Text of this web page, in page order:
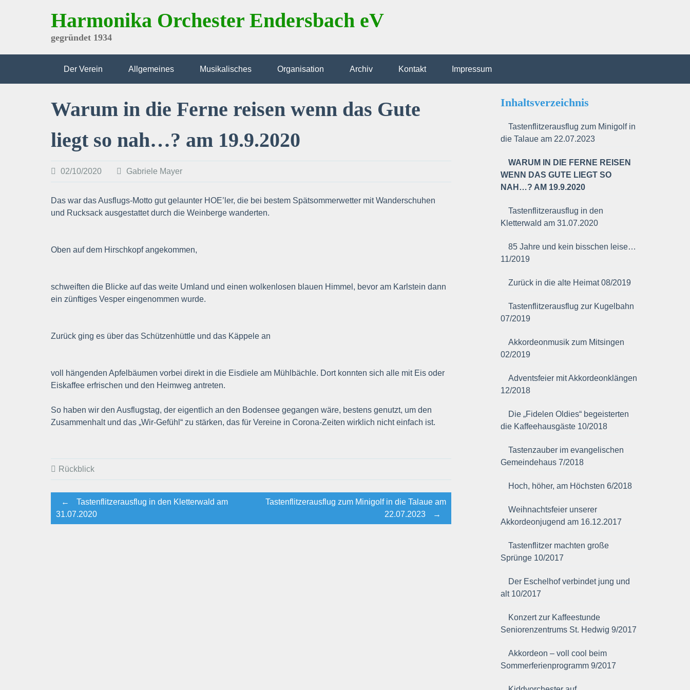
Harmonika Orchester Endersbach eV
gegründet 1934
Der Verein Allgemeines Musikalisches Organisation Archiv Kontakt Impressum
Warum in die Ferne reisen wenn das Gute
liegt so nah…? am 19.9.2020
02/10/2020 Gabriele Mayer
Das war das Ausflugs-Motto gut gelaunter HOE’ler, die bei bestem Spätsommerwetter mit Wanderschuhen
und Rucksack ausgestattet durch die Weinberge wanderten.
Oben auf dem Hirschkopf angekommen,
schweiften die Blicke auf das weite Umland und einen wolkenlosen blauen Himmel, bevor am Karlstein dann
ein zünftiges Vesper eingenommen wurde.
Zurück ging es über das Schützenhüttle und das Käppele an
voll hängenden Apfelbäumen vorbei direkt in die Eisdiele am Mühlbächle. Dort konnten sich alle mit Eis oder
Eiskaffee erfrischen und den Heimweg antreten.
So haben wir den Ausflugstag, der eigentlich an den Bodensee gegangen wäre, bestens genutzt, um den
Zusammenhalt und das „Wir-Gefühl“ zu stärken, das für Vereine in Corona-Zeiten wirklich nicht einfach ist.
Rückblick
Post
←
Tastenflitzerausflug in den Kletterwald am
31.07.2020
Tastenflitzerausflug zum Minigolf in die Talaue am
22.07.2023
→
Inhaltsverzeichnis
Tastenflitzerausflug zum Minigolf in
die Talaue am 22.07.2023
WARUM IN DIE FERNE REISEN
WENN DAS GUTE LIEGT SO
NAH…? AM 19.9.2020
Tastenflitzerausflug in den
Kletterwald am 31.07.2020
85 Jahre und kein bisschen leise…
11/2019
Zurück in die alte Heimat 08/2019
Tastenflitzerausflug zur Kugelbahn
07/2019
Akkordeonmusik zum Mitsingen
02/2019
Adventsfeier mit Akkordeonklängen
12/2018
Die „Fidelen Oldies“ begeisterten
die Kaffeehausgäste 10/2018
Tastenzauber im evangelischen
Gemeindehaus 7/2018
Hoch, höher, am Höchsten 6/2018
Weihnachtsfeier unserer
Akkordeonjugend am 16.12.2017
Tastenflitzer machten große
Sprünge 10/2017
Der Eschelhof verbindet jung und
alt 10/2017
Konzert zur Kaffeestunde
Seniorenzentrums St. Hedwig 9/2017
Akkordeon – voll cool beim
Sommerferienprogramm 9/2017